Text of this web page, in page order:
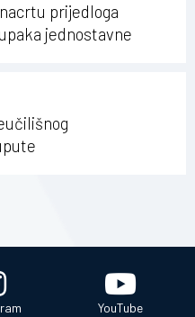
prijedloga
jednostavne
YouTube